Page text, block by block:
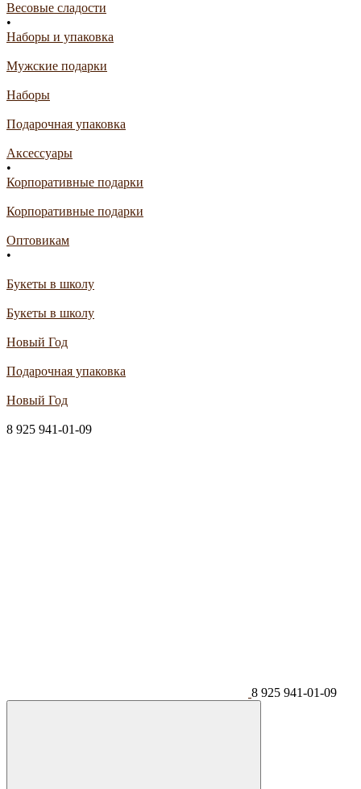
Весовые сладости
•
Наборы и упаковка
Мужские подарки
Наборы
Подарочная упаковка
Аксессуары
•
Корпоративные подарки
Корпоративные подарки
Оптовикам
•
Букеты в школу
Букеты в школу
Новый Год
Подарочная упаковка
Новый Год
8 925 941-01-09
8 925 941-01-09